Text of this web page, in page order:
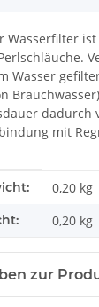
Wasserfilter
Wasser
dadurch
mit
0,20 kg
0,20 kg
zur